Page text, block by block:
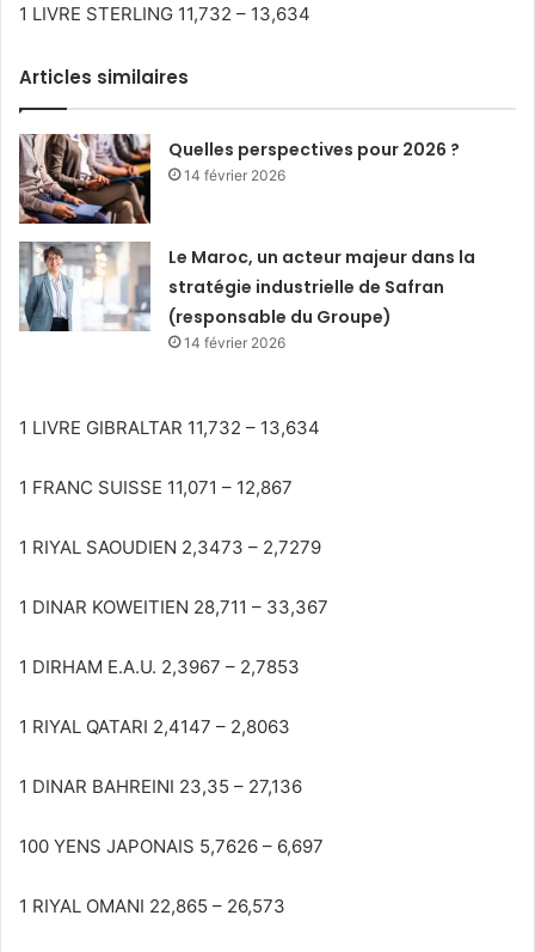
1 LIVRE STERLING 11,732 – 13,634
Articles similaires
Quelles perspectives pour 2026 ?
14 février 2026
Le Maroc, un acteur majeur dans la
stratégie industrielle de Safran
(responsable du Groupe)
14 février 2026
1 LIVRE GIBRALTAR 11,732 – 13,634
1 FRANC SUISSE 11,071 – 12,867
1 RIYAL SAOUDIEN 2,3473 – 2,7279
1 DINAR KOWEITIEN 28,711 – 33,367
1 DIRHAM E.A.U. 2,3967 – 2,7853
1 RIYAL QATARI 2,4147 – 2,8063
1 DINAR BAHREINI 23,35 – 27,136
100 YENS JAPONAIS 5,7626 – 6,697
1 RIYAL OMANI 22,865 – 26,573